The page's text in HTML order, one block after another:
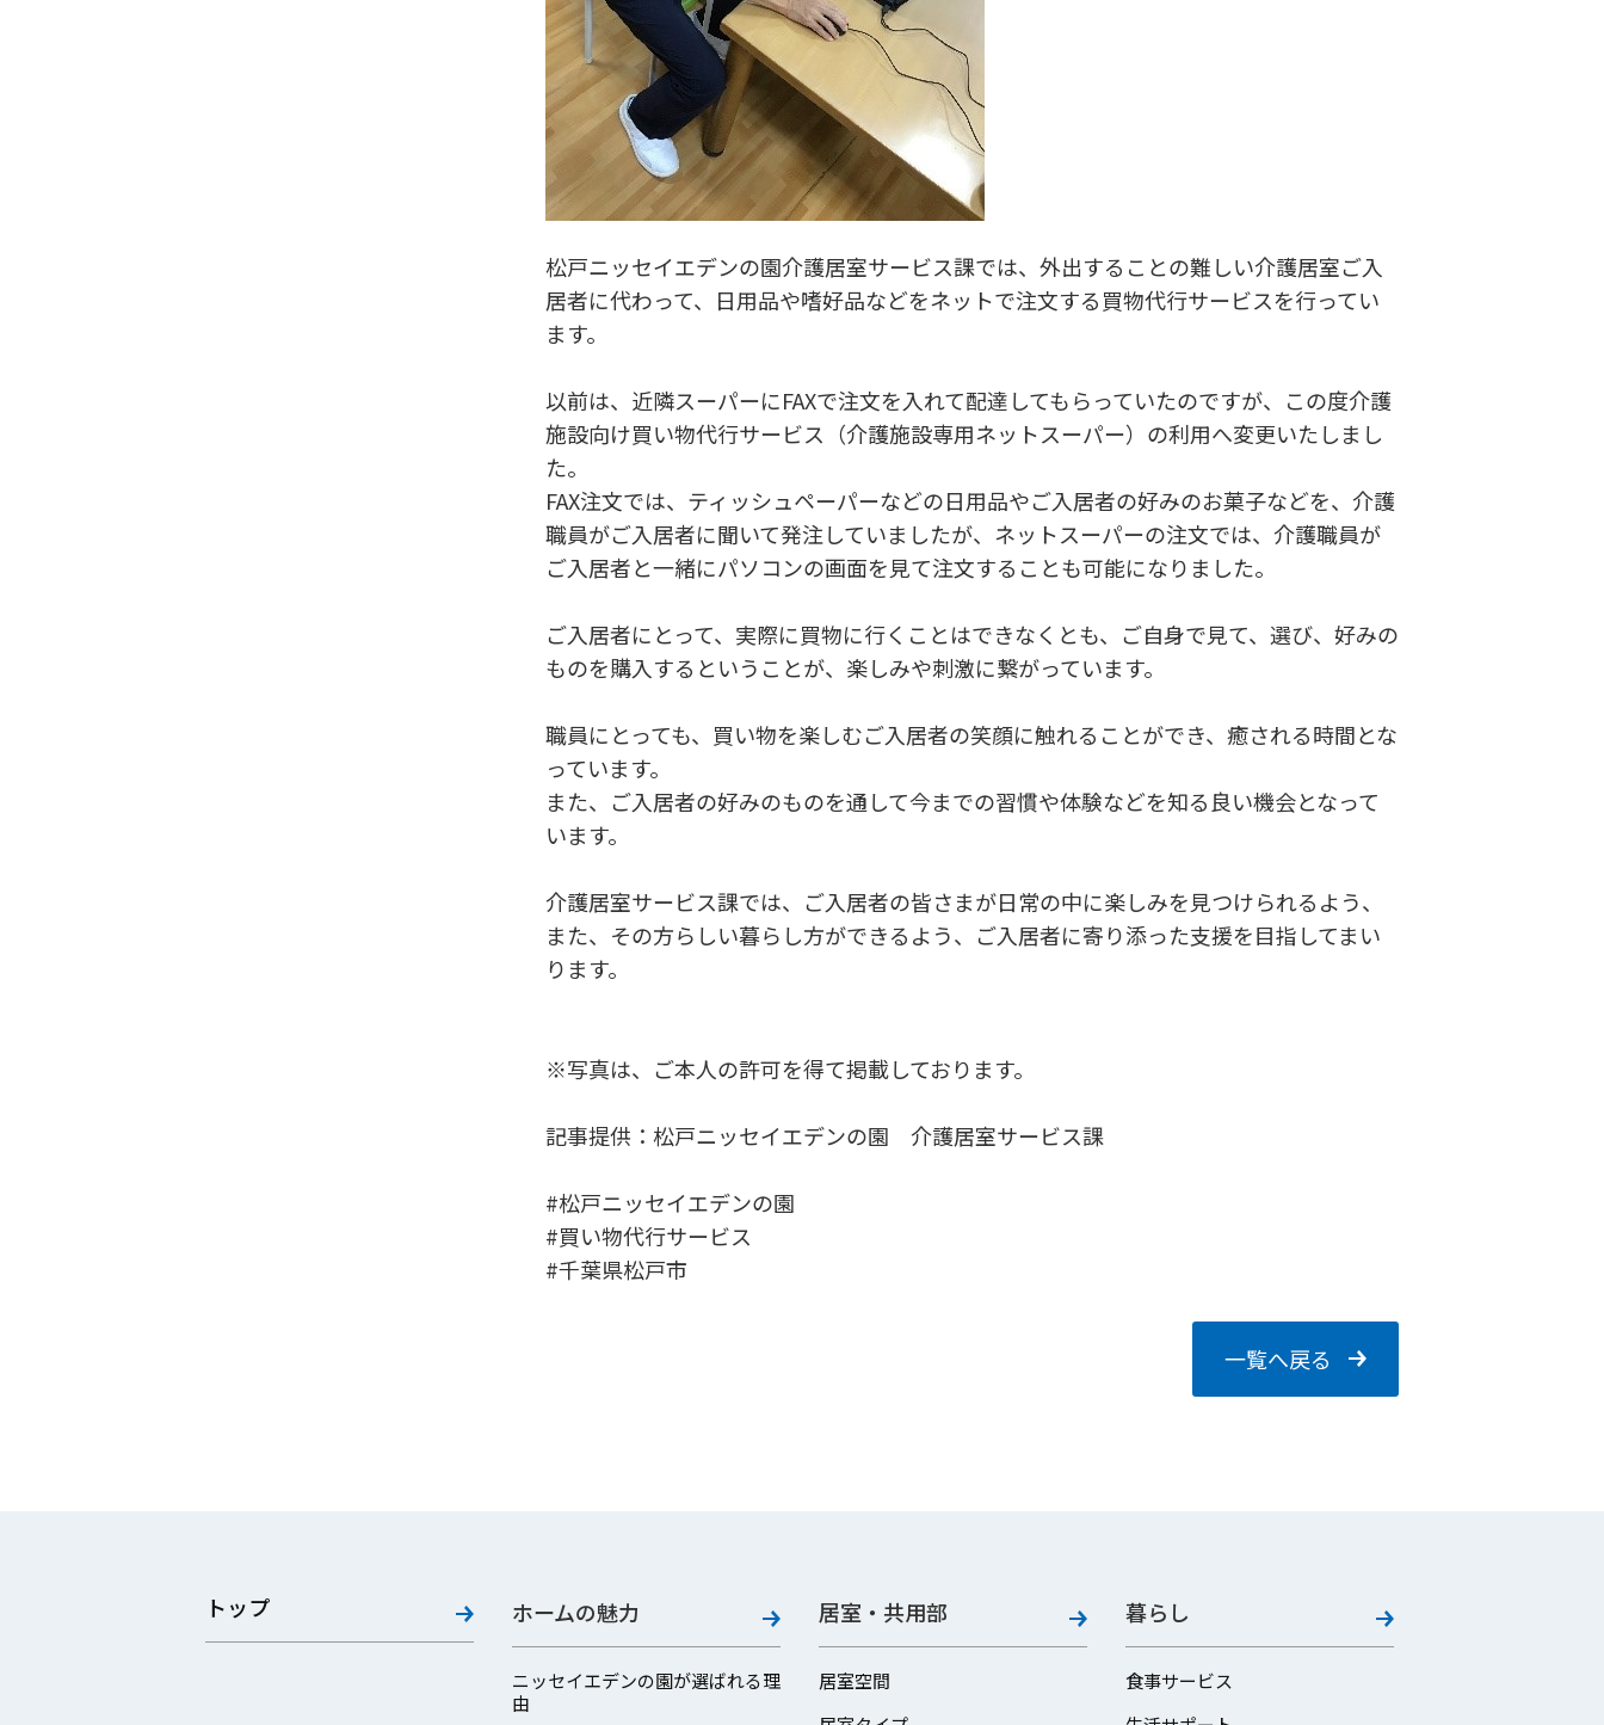
松戸ニッセイエデンの園介護居室サービス課では、外出することの難しい介護居室ご入
居者に代わって、日用品や嗜好品などをネットで注文する買物代行サービスを行ってい
ます。
以前は、近隣スーパーにFAXで注文を入れて配達してもらっていたのですが、この度介護
施設向け買い物代行サービス（介護施設専用ネットスーパー）の利用へ変更いたしまし
た。
FAX注文では、ティッシュペーパーなどの日用品やご入居者の好みのお菓子などを、介護
職員がご入居者に聞いて発注していましたが、ネットスーパーの注文では、介護職員が
ご入居者と一緒にパソコンの画面を見て注文することも可能になりました。
ご入居者にとって、実際に買物に行くことはできなくとも、ご自身で見て、選び、好みの
ものを購入するということが、楽しみや刺激に繋がっています。
職員にとっても、買い物を楽しむご入居者の笑顔に触れることができ、癒される時間とな
っています。
また、ご入居者の好みのものを通して今までの習慣や体験などを知る良い機会となって
います。
介護居室サービス課では、ご入居者の皆さまが日常の中に楽しみを見つけられるよう、
また、その方らしい暮らし方ができるよう、ご入居者に寄り添った支援を目指してまい
ります。
※写真は、ご本人の許可を得て掲載しております。
記事提供：松戸ニッセイエデンの園 介護居室サービス課
#松戸ニッセイエデンの園
#買い物代行サービス
#千葉県松戸市
一覧へ戻る
トップ ホームの魅力
ニッセイエデンの園が選ばれる理
由
居室・共用部
居室空間
暮らし
食事サービス